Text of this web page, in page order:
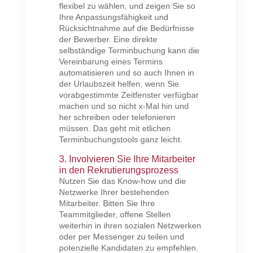
flexibel zu wählen, und zeigen Sie so
Ihre Anpassungsfähigkeit und
Rücksichtnahme auf die Bedürfnisse
der Bewerber. Eine direkte
selbständige Terminbuchung kann die
Vereinbarung eines Termins
automatisieren und so auch Ihnen in
der Urlaubszeit helfen, wenn Sie
vorabgestimmte Zeitfenster verfügbar
machen und so nicht x-Mal hin und
her schreiben oder telefonieren
müssen. Das geht mit etlichen
Terminbuchungstools ganz leicht.
3. Involvieren Sie Ihre Mitarbeiter
in den Rekrutierungsprozess
Nutzen Sie das Know-how und die
Netzwerke Ihrer bestehenden
Mitarbeiter. Bitten Sie Ihre
Teammitglieder, offene Stellen
weiterhin in ihren sozialen Netzwerken
oder per Messenger zu teilen und
potenzielle Kandidaten zu empfehlen.